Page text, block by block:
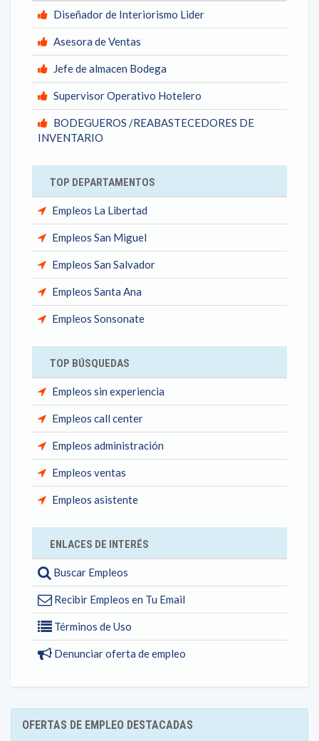
Diseñador de Interiorismo Lider
Asesora de Ventas
Jefe de almacen Bodega
Supervisor Operativo Hotelero
BODEGUEROS /REABASTECEDORES DE
INVENTARIO
TOP DEPARTAMENTOS
Empleos La Libertad
Empleos San Miguel
Empleos San Salvador
Empleos Santa Ana
Empleos Sonsonate
TOP BÚSQUEDAS
Empleos sin experiencia
Empleos call center
Empleos administración
Empleos ventas
Empleos asistente
ENLACES DE INTERÉS
Buscar Empleos
Recibir Empleos en Tu Email
Términos de Uso
Denunciar oferta de empleo
OFERTAS DE EMPLEO DESTACADAS